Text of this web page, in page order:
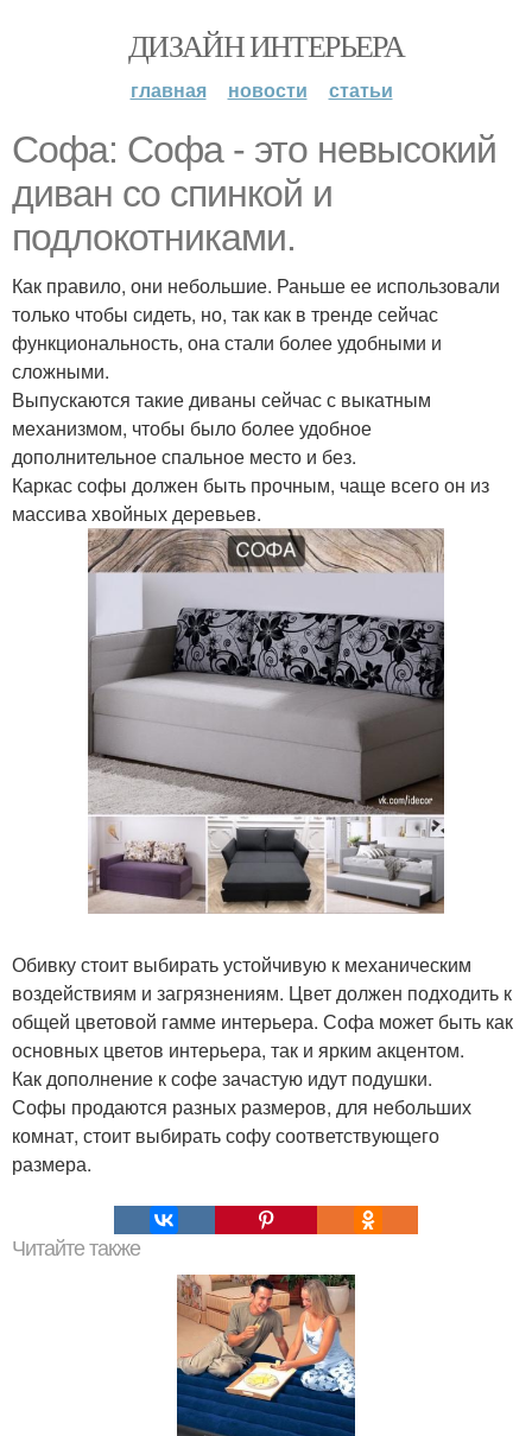
ДИЗАЙН ИНТЕРЬЕРА
главная новости статьи
Софа: Софа - это невысокий
диван со спинкой и
подлокотниками.
Как правило, они небольшие. Раньше ее использовали
только чтобы сидеть, но, так как в тренде сейчас
функциональность, она стали более удобными и
сложными.
Выпускаются такие диваны сейчас с выкатным
механизмом, чтобы было более удобное
дополнительное спальное место и без.
Каркас софы должен быть прочным, чаще всего он из
массива хвойных деревьев.
Обивку стоит выбирать устойчивую к механическим
воздействиям и загрязнениям. Цвет должен подходить к
общей цветовой гамме интерьера. Софа может быть как
основных цветов интерьера, так и ярким акцентом.
Как дополнение к софе зачастую идут подушки.
Софы продаются разных размеров, для небольших
комнат, стоит выбирать софу соответствующего
размера.
Читайте также